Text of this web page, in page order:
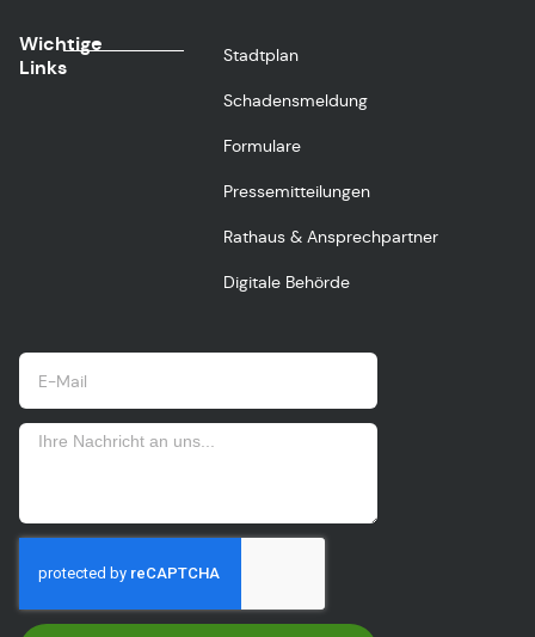
Wichtige
Links
Stadtplan
Schadensmeldung
Formulare
Pressemitteilungen
Rathaus & Ansprechpartner
Digitale Behörde